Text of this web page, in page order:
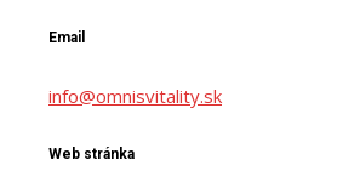
Email
info@omnisvitality.sk
Web stránka